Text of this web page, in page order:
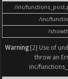
/inc/
/inc/
/
Warning[2] Use of
throw an
inc/